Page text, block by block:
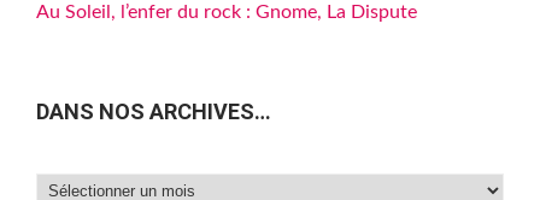
Au Soleil, l’enfer du rock : Gnome, La Dispute
DANS NOS ARCHIVES…
Dans